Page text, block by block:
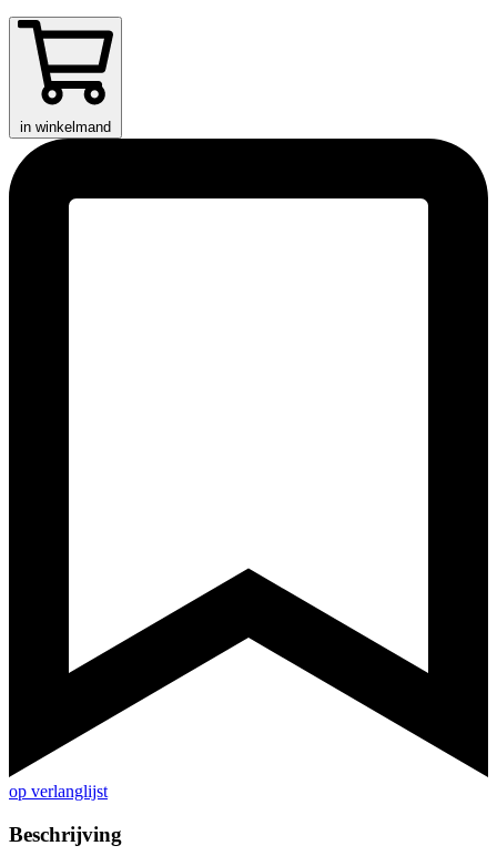
in winkelmand
op verlanglijst
Beschrijving